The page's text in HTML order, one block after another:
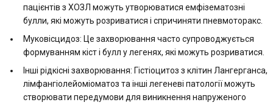
пацієнтів з ХОЗЛ можуть утворюватися емфізематозні
булли, які можуть розриватися і спричиняти пневмоторакс.
Муковісцидоз: Це захворювання часто супроводжується
формуванням кіст і булл у легенях, які можуть розриватися.
Інші рідкісні захворювання: Гістіоцитоз з клітин Лангерганса,
лімфангіолейоміоматоз та інші легеневі патології можуть
створювати передумови для виникнення напруженого